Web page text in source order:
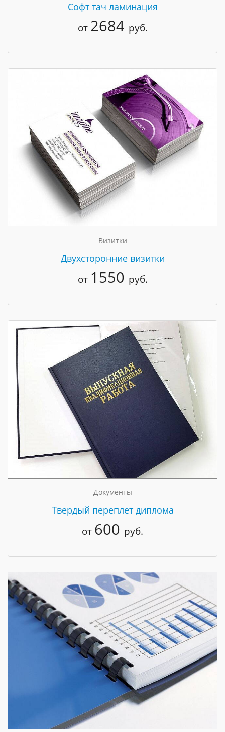
Cофт тач ламинация
от 2684 руб.
Визитки
Двухсторонние визитки
от 1550 руб.
Документы
Твердый переплет диплома
от 600 руб.